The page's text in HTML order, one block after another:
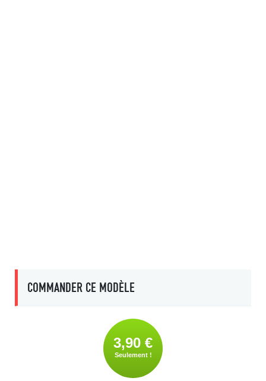
COMMANDER CE MODÈLE
3,90 €
Seulement !